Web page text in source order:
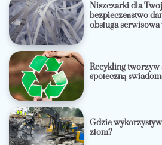
Niszczarki dla
bezpieczeństwo
obsługa
Recykling tworzyw
społeczną
Gdzie
złom?